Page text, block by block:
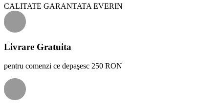
CALITATE GARANTATA EVERIN
Livrare Gratuita
pentru comenzi ce depaşesc 250 RON